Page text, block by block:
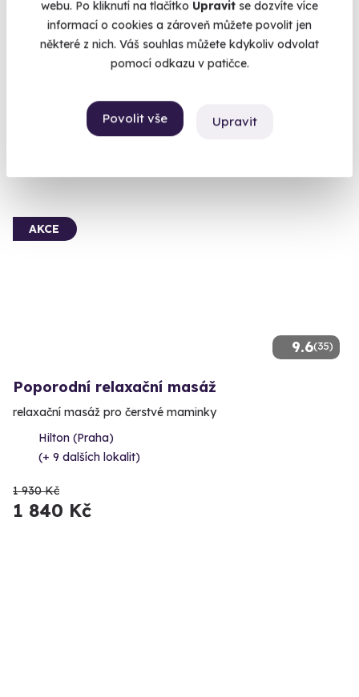
webu. Po kliknutí na tlačítko Upravit se dozvíte více
informací o cookies a zároveň můžete povolit jen
některé z nich. Váš souhlas můžete kdykoliv odvolat
pomocí odkazu v patičce.
Povolit vše Upravit
Pětichodové degustační menu v Tančícím
domě
Luxusní menu pro dva s výhledem na Hradčany.
9.6(35)
AKCE
Poporodní relaxační masáž
relaxační masáž pro čerstvé maminky
Hilton (Praha)
(+ 9 dalších lokalit)
1 930 Kč
1 840 Kč